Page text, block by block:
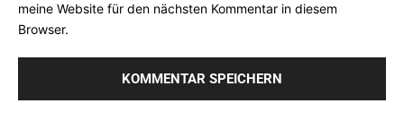
meine Website für den nächsten Kommentar in diesem
Browser.